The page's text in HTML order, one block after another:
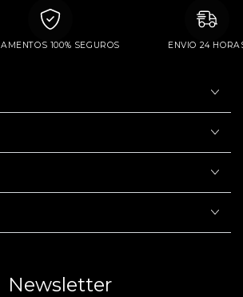
PAGAMENTOS 100% SEGUROS ENVIO 24
Newsletter